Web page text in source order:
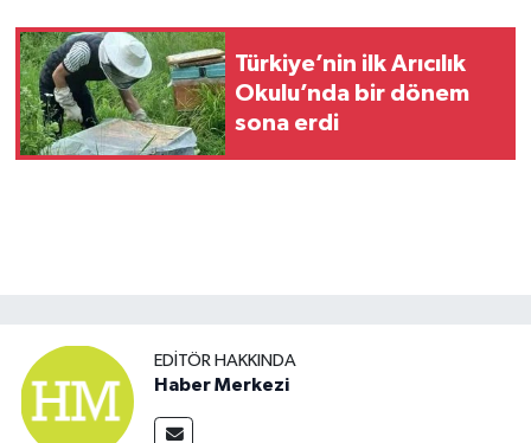
Türkiye’nin ilk Arıcılık
Okulu’nda bir dönem
sona erdi
EDITÖR HAKKINDA
Haber Merkezi